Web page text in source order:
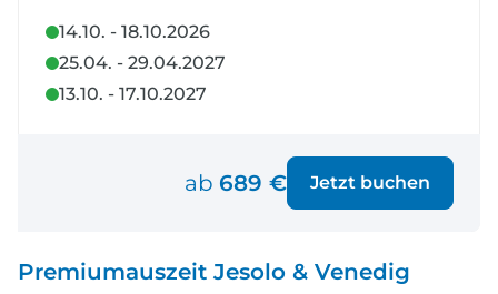
14.10. - 18.10.2026
25.04. - 29.04.2027
13.10. - 17.10.2027
ab 689 € Jetzt buchen
Premiumauszeit Jesolo & Venedig